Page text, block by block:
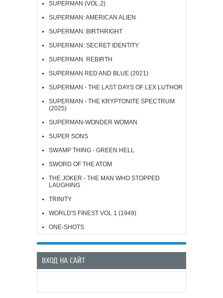
SUPERMAN (VOL.2)
SUPERMAN: AMERICAN ALIEN
SUPERMAN: BIRTHRIGHT
SUPERMAN: SECRET IDENTITY
SUPERMAN: REBIRTH
SUPERMAN RED AND BLUE (2021)
SUPERMAN - THE LAST DAYS OF LEX LUTHOR
SUPERMAN - THE KRYPTONITE SPECTRUM
(2025)
SUPERMAN-WONDER WOMAN
SUPER SONS
SWAMP THING - GREEN HELL
SWORD OF THE ATOM
THE JOKER - THE MAN WHO STOPPED
LAUGHING
TRINITY
WORLD'S FINEST VOL 1 (1949)
ONE-SHOTS
ВХОД НА САЙТ